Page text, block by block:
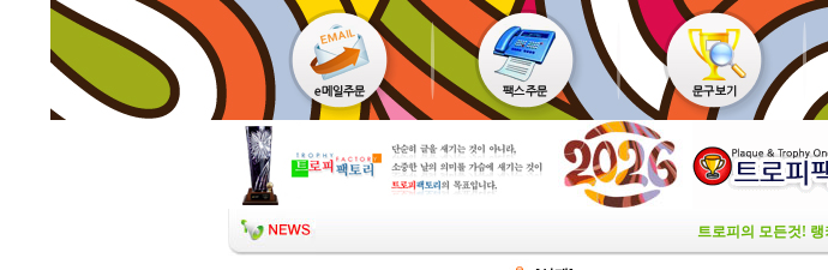
트로피의 모든것! 랭